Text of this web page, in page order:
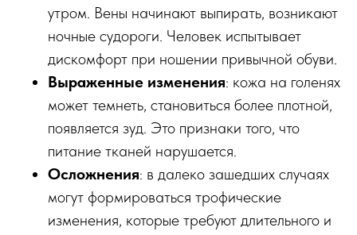
утром. Вены начинают выпирать, возникают
ночные судороги. Человек испытывает
дискомфорт при ношении привычной обуви.
Выраженные изменения: кожа на голенях
может темнеть, становиться более плотной,
появляется зуд. Это признаки того, что
питание тканей нарушается.
Осложнения: в далеко зашедших случаях
могут формироваться трофические
изменения, которые требуют длительного и